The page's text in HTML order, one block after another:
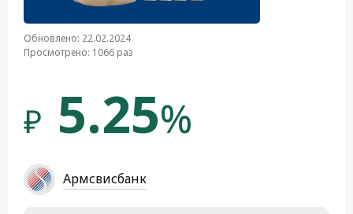
Обновлено: 22.02.2024
Просмотрено: 1066 раз
₽ 5.25%
Армсвисбанк